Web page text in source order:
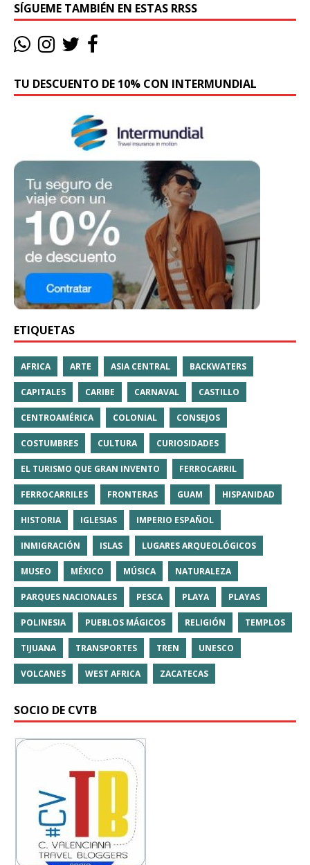
SÍGUEME TAMBIÉN EN ESTAS RRSS
TU DESCUENTO DE 10% CON INTERMUNDIAL
ETIQUETAS
AFRICA ARTE ASIA CENTRAL BACKWATERS
CAPITALES CARIBE CARNAVAL CASTILLO
CENTROAMÉRICA COLONIAL CONSEJOS
COSTUMBRES CULTURA CURIOSIDADES
EL TURISMO QUE GRAN INVENTO FERROCARRIL
FERROCARRILES FRONTERAS GUAM HISPANIDAD
HISTORIA IGLESIAS IMPERIO ESPAÑOL
INMIGRACIÓN ISLAS LUGARES ARQUEOLÓGICOS
MUSEO MÉXICO MÚSICA NATURALEZA
PARQUES NACIONALES PESCA PLAYA PLAYAS
POLINESIA PUEBLOS MÁGICOS RELIGIÓN TEMPLOS
TIJUANA TRANSPORTES TREN UNESCO
VOLCANES WEST AFRICA ZACATECAS
SOCIO DE CVTB